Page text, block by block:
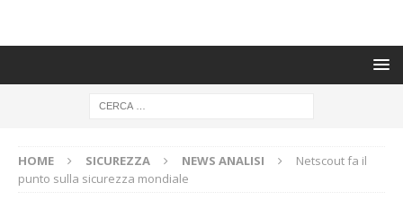
HOME SICUREZZA NEWS ANALISI
Netscout fa il
punto sulla sicurezza mondiale